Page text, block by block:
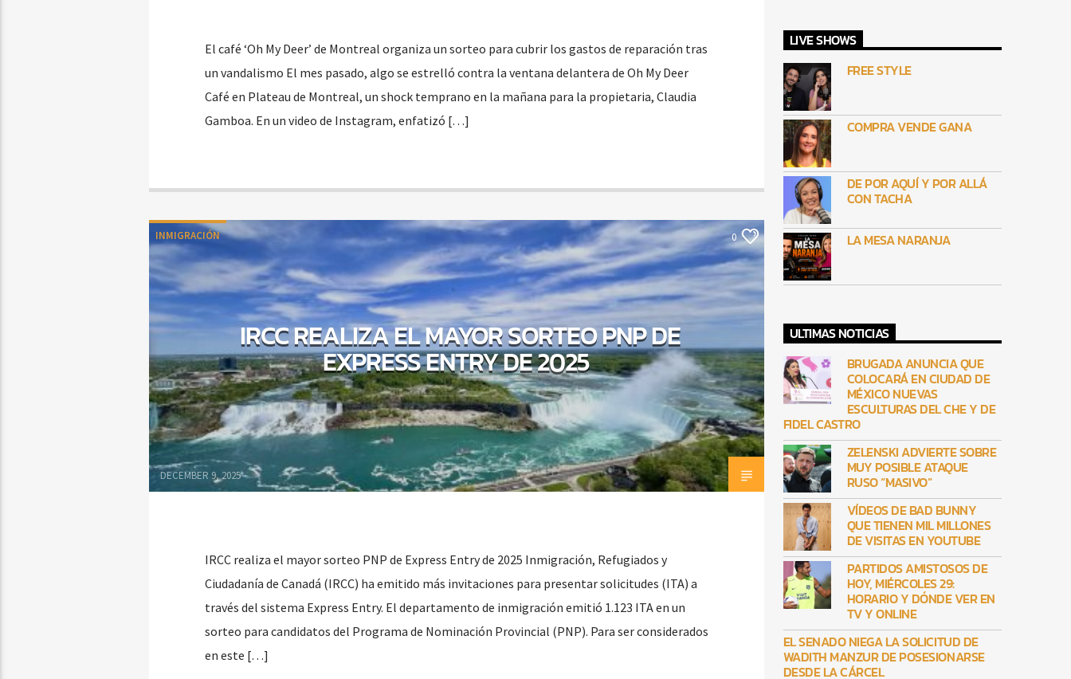
El café ‘Oh My Deer’ de Montreal organiza un sorteo para cubrir los gastos de reparación tras
un vandalismo El mes pasado, algo se estrelló contra la ventana delantera de Oh My Deer
Café en Plateau de Montreal, un shock temprano en la mañana para la propietaria, Claudia
Gamboa. En un video de Instagram, enfatizó […]
INMIGRACIÓN 0
IRCC REALIZA EL MAYOR SORTEO PNP DE
EXPRESS ENTRY DE 2025
DECEMBER 9, 2025
IRCC realiza el mayor sorteo PNP de Express Entry de 2025 Inmigración, Refugiados y
Ciudadanía de Canadá (IRCC) ha emitido más invitaciones para presentar solicitudes (ITA) a
través del sistema Express Entry. El departamento de inmigración emitió 1.123 ITA en un
sorteo para candidatos del Programa de Nominación Provincial (PNP). Para ser considerados
en este […]
LIVE SHOWS
FREE STYLE
COMPRA VENDE GANA
DE POR AQUÍ Y POR ALLÁ
CON TACHA
LA MESA NARANJA
ULTIMAS NOTICIAS
BRUGADA ANUNCIA QUE
COLOCARÁ EN CIUDAD DE
MÉXICO NUEVAS
ESCULTURAS DEL CHE Y DE
FIDEL CASTRO
ZELENSKI ADVIERTE SOBRE
MUY POSIBLE ATAQUE
RUSO “MASIVO”
VÍDEOS DE BAD BUNNY
QUE TIENEN MIL MILLONES
DE VISITAS EN YOUTUBE
PARTIDOS AMISTOSOS DE
HOY, MIÉRCOLES 29:
HORARIO Y DÓNDE VER EN
TV Y ONLINE
EL SENADO NIEGA LA SOLICITUD DE
WADITH MANZUR DE POSESIONARSE
DESDE LA CÁRCEL